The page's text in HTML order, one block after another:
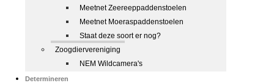
Meetnet Zeereeppaddenstoelen
Meetnet Moeraspaddenstoelen
Staat deze soort er nog?
Zoogdiervereniging
NEM Wildcamera's
Determineren